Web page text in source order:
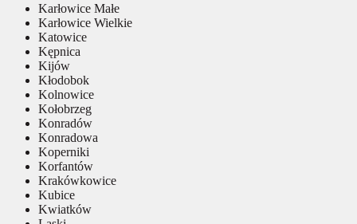
Karłowice Małe
Karłowice Wielkie
Katowice
Kępnica
Kijów
Kłodobok
Kolnowice
Kołobrzeg
Konradów
Konradowa
Koperniki
Korfantów
Krakówkowice
Kubice
Kwiatków